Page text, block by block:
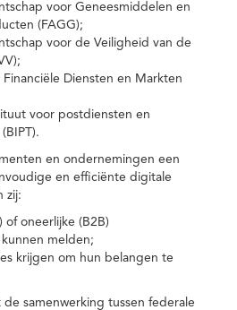
voor Geneesmiddelen en
(FAGG);
voor de Veiligheid van de
Diensten en Markten
voor postdiensten en
en ondernemingen een
en efficiënte digitale
zij:
of oneerlijke (B2B)
melden;
krijgen om hun belangen te
samenwerking tussen federale